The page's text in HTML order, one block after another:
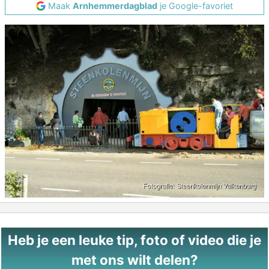
Maak Arnhemmerdagblad je Google-favoriet
Heb je een leuke tip, foto of video die je
met ons wilt delen?